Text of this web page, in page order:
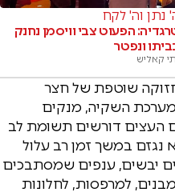
נתן וה' לקח
הפעוט צבי וויסמן נחנק
ונפטר
קאליש
שוטפת של חצר
השקיה, מנקים
העצים דורשים תשומת לב
במשך זמן רב עלול
יבשים, ענפים שמסתבכים
למרפסות, לחלונות